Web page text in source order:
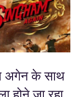
अगेन के साथ